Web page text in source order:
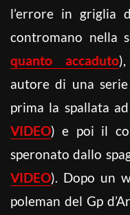
l’errore in griglia
contromano nella
quanto accaduto
autore di una
prima la spallata
VIDEO) e poi il
speronato dallo
VIDEO). Dopo un
poleman del Gp